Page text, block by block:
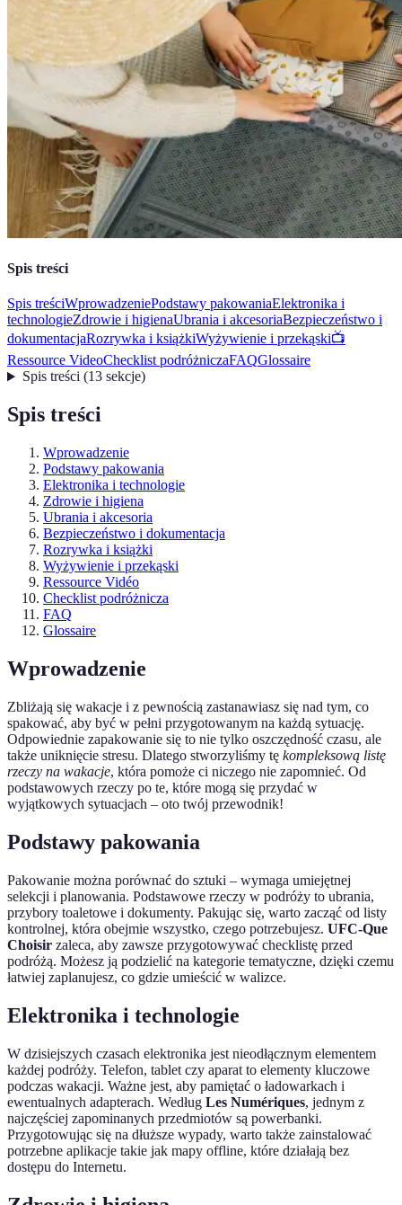
Spis treści
Spis treściWprowadzeniePodstawy pakowaniaElektronika i
technologieZdrowie i higienaUbrania i akcesoriaBezpieczeństwo i
dokumentacjaRozrywka i książkiWyżywienie i przekąski📺
Ressource VideoChecklist podróżniczaFAQGlossaire
Spis treści(13 sekcje)
Spis treści
Wprowadzenie
Podstawy pakowania
Elektronika i technologie
Zdrowie i higiena
Ubrania i akcesoria
Bezpieczeństwo i dokumentacja
Rozrywka i książki
Wyżywienie i przekąski
Ressource Vidéo
Checklist podróżnicza
FAQ
Glossaire
Wprowadzenie
Zbliżają się wakacje i z pewnością zastanawiasz się nad tym, co
spakować, aby być w pełni przygotowanym na każdą sytuację.
Odpowiednie zapakowanie się to nie tylko oszczędność czasu, ale
także uniknięcie stresu. Dlatego stworzyliśmy tę kompleksową listę
rzeczy na wakacje, która pomoże ci niczego nie zapomnieć. Od
podstawowych rzeczy po te, które mogą się przydać w
wyjątkowych sytuacjach – oto twój przewodnik!
Podstawy pakowania
Pakowanie można porównać do sztuki – wymaga umiejętnej
selekcji i planowania. Podstawowe rzeczy w podróży to ubrania,
przybory toaletowe i dokumenty. Pakując się, warto zacząć od listy
kontrolnej, która obejmie wszystko, czego potrzebujesz. UFC-Que
Choisir zaleca, aby zawsze przygotowywać checklistę przed
podróżą. Możesz ją podzielić na kategorie tematyczne, dzięki czemu
łatwiej zaplanujesz, co gdzie umieścić w walizce.
Elektronika i technologie
W dzisiejszych czasach elektronika jest nieodłącznym elementem
każdej podróży. Telefon, tablet czy aparat to elementy kluczowe
podczas wakacji. Ważne jest, aby pamiętać o ładowarkach i
ewentualnych adapterach. Według Les Numériques, jednym z
najczęściej zapominanych przedmiotów są powerbanki.
Przygotowując się na dłuższe wypady, warto także zainstalować
potrzebne aplikacje takie jak mapy offline, które działają bez
dostępu do Internetu.